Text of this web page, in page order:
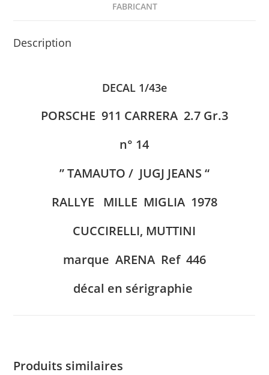
FABRICANT
Description
DECAL 1/43e
PORSCHE 911 CARRERA 2.7 Gr.3
n° 14
” TAMAUTO / JUGJ JEANS “
RALLYE MILLE MIGLIA 1978
CUCCIRELLI, MUTTINI
marque ARENA Ref 446
décal en sérigraphie
Produits similaires